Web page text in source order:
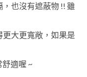
，也沒有遮蔽物 !! 雖
更大更寬敞 ，如果是
適喔 ~